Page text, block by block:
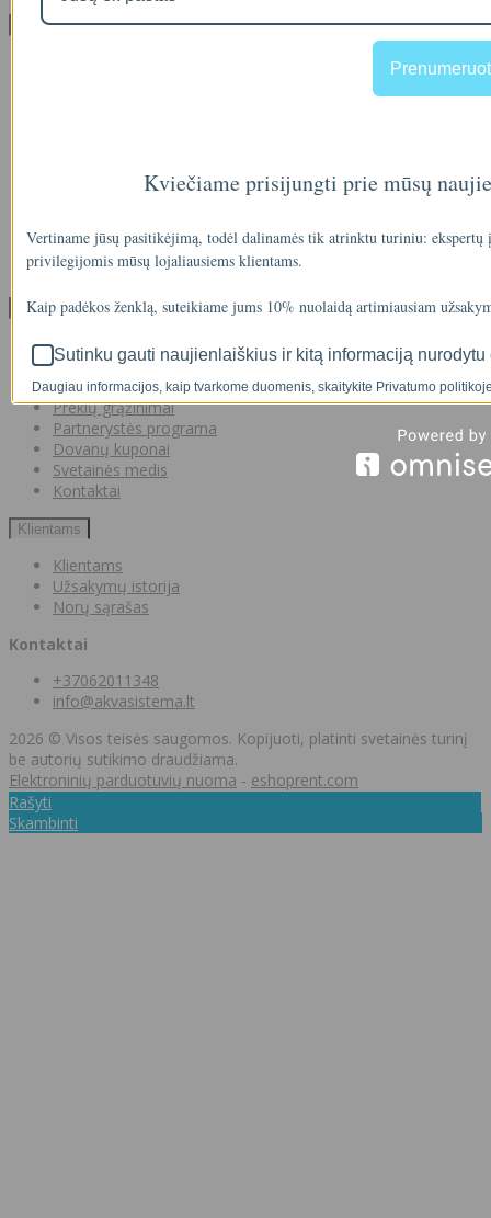
Informacija
Privatumo politika
NAUJIENOS
Facebook konkursų sąlygos
Informacija pagal BDAR
Klientų aptarnavimas
Visos prekės
Prekės su nuolaida
Gamintojai
Prekių grąžinimai
Partnerystės programa
Dovanų kuponai
Svetainės medis
Kontaktai
Klientams
Klientams
Užsakymų istorija
Norų sąrašas
Kontaktai
+37062011348
info@akvasistema.lt
2026 © Visos teisės saugomos. Kopijuoti, platinti svetainės turinį
be autorių sutikimo draudžiama.
Elektroninių parduotuvių nuoma - eshoprent.com
Rašyti
Skambinti
Kviečiame prisijungti prie mūsų
Vertiname jūsų pasitikėjimą, todėl dalinamės tik atrinktu turiniu:
privilegijomis mūsų lojaliausiems klientams.
Kaip padėkos ženklą, suteikiame jums 10% nuolaidą artimiausiam
Sutinku gauti naujienlaiškius ir kitą informaciją
Daugiau informacijos, kaip tvarkome duomenis, skaitykite Privatumo